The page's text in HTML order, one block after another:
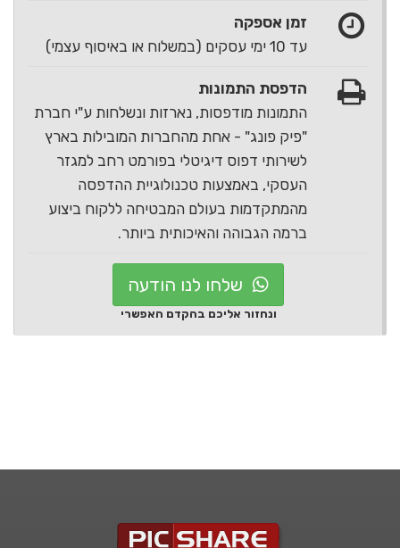
זמן אספקה
עד 10 ימי עסקים (במשלוח או באיסוף עצמי)
הדפסת התמונות
התמונות מודפסות, נארזות ונשלחות ע"י חברת
"פיק פונג" - אחת מהחברות המובילות בארץ
לשירותי דפוס דיגיטלי בפורמט רחב למגזר
העסקי, באמצעות טכנולוגיית ההדפסה
מהמתקדמות בעולם המבטיחה ללקוח ביצוע
ברמה הגבוהה והאיכותית ביותר.
שלחו לנו הודעה
ונחזור אליכם בהקדם האפשרי